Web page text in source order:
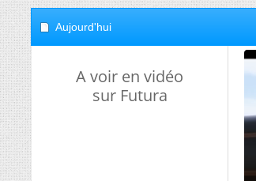
Aujourd'hui
A voir en vidéo
sur Futura